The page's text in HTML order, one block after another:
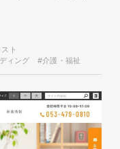
様 ECサイト制作
ル・ファッション
CSSコーディング
ンシブWebデザイン
ト
ィング #介護・福祉